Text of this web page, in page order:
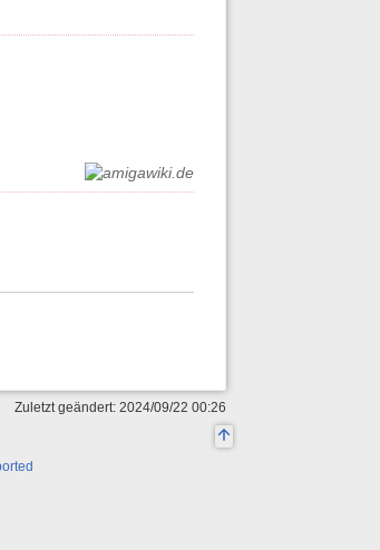
Zuletzt geändert: 2024/09/22 00:26